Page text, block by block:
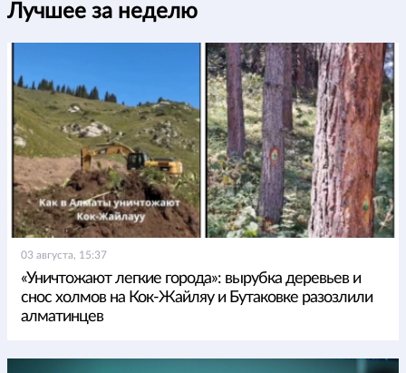
Лучшее за неделю
03 августа, 15:37
«Уничтожают легкие города»: вырубка деревьев и
снос холмов на Кок-Жайляу и Бутаковке разозлили
алматинцев